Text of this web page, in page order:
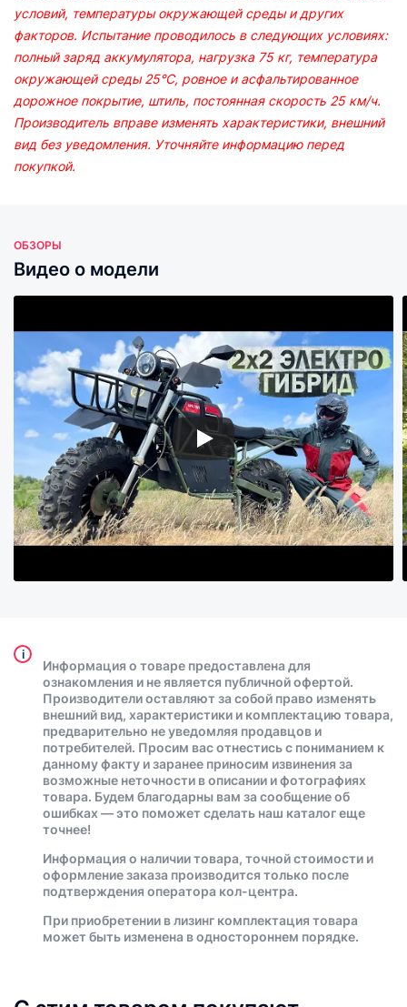
условий, температуры окружающей среды и других
факторов. Испытание проводилось в следующих условиях:
полный заряд аккумулятора, нагрузка 75 кг, температура
окружающей среды 25°C, ровное и асфальтированное
дорожное покрытие, штиль, постоянная скорость 25 км/ч.
Производитель вправе изменять характеристики, внешний
вид без уведомления. Уточняйте информацию перед
покупкой.
ОБЗОРЫ
Видео о модели
i
Информация о товаре предоставлена для
ознакомления и не является публичной офертой.
Производители оставляют за собой право изменять
внешний вид, характеристики и комплектацию товара,
предварительно не уведомляя продавцов и
потребителей. Просим вас отнестись с пониманием к
данному факту и заранее приносим извинения за
возможные неточности в описании и фотографиях
товара. Будем благодарны вам за сообщение об
ошибках — это поможет сделать наш каталог еще
точнее!
Информация о наличии товара, точной стоимости и
оформление заказа производится только после
подтверждения оператора кол-центра.
При приобретении в лизинг комплектация товара
может быть изменена в одностороннем порядке.